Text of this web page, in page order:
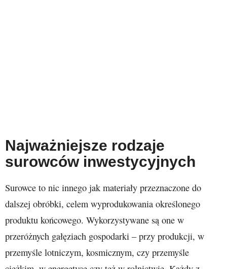
Najważniejsze rodzaje
surowców inwestycyjnych
Surowce to nic innego jak materiały przeznaczone do
dalszej obróbki, celem wyprodukowania określonego
produktu końcowego. Wykorzystywane są one w
przeróżnych gałęziach gospodarki – przy produkcji, w
przemyśle lotniczym, kosmicznym, czy przemyśle